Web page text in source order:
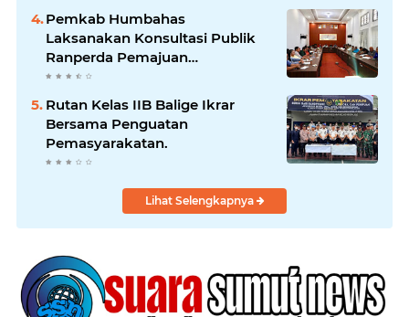
Pemkab Humbahas
Laksanakan Konsultasi Publik
Ranperda Pemajuan
Kebudayaan Daerah
Rutan Kelas IIB Balige Ikrar
Bersama Penguatan
Pemasyarakatan.
Lihat Selengkapnya